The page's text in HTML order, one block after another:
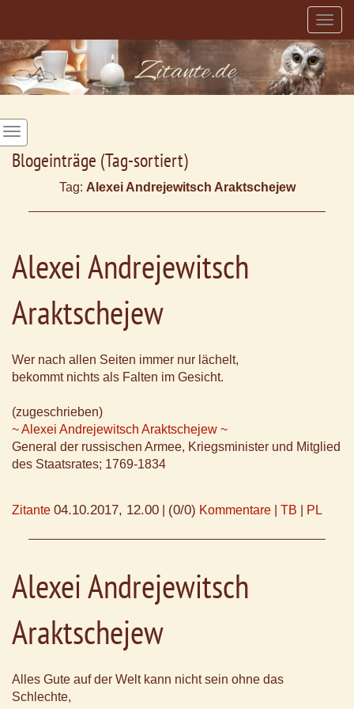
Blogeinträge (Tag-sortiert)
Tag: Alexei Andrejewitsch Araktschejew
Alexei Andrejewitsch
Araktschejew
Wer nach allen Seiten immer nur lächelt,
bekommt nichts als Falten im Gesicht.
(zugeschrieben)
~ Alexei Andrejewitsch Araktschejew ~
General der russischen Armee, Kriegsminister und Mitglied
des Staatsrates; 1769-1834
Zitante 04.10.2017, 12.00 (0/0) Kommentare TB PL
Alexei Andrejewitsch
Araktschejew
Alles Gute auf der Welt kann nicht sein ohne das
Schlechte,